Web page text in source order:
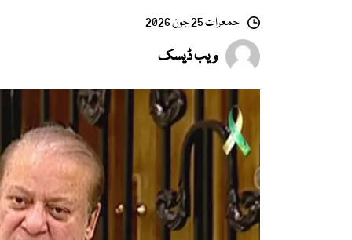
جمعرات 25 جون 2026
ویب ڈیسک